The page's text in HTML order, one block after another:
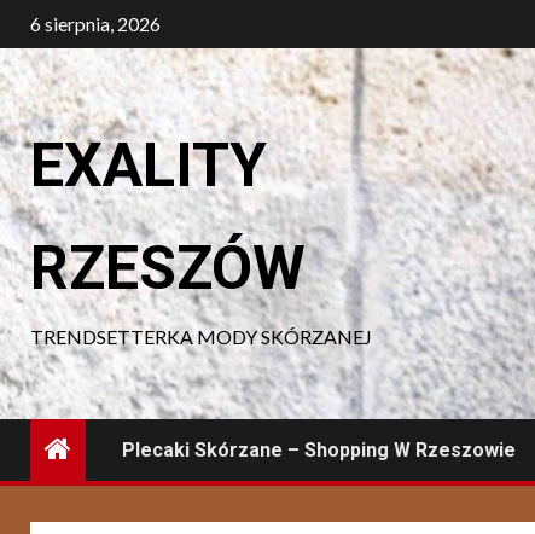
Skip
to
content
6 sierpnia, 2026
EXALITY
RZESZÓW
TRENDSETTERKA MODY SKÓRZANEJ
Plecaki Skórzane – Shopping W Rzeszowie